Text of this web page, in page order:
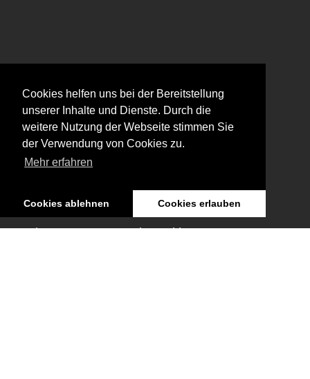
Cookies helfen uns bei der Bereitstellung
unserer Inhalte und Dienste. Durch die
weitere Nutzung der Webseite stimmen Sie
der Verwendung von Cookies zu.
Mehr erfahren
Cookies ablehnen Cookies erlauben
Meta
Sitemap
Datenschutzerklärung